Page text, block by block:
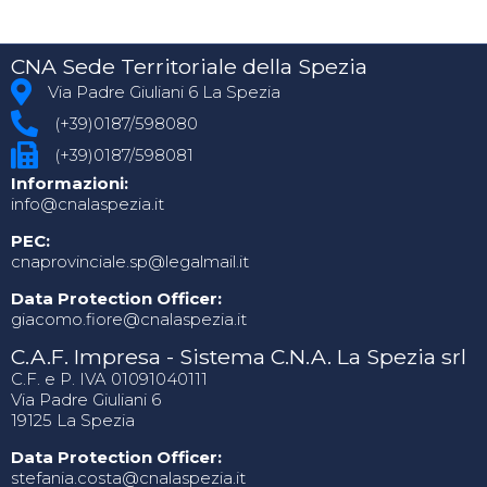
CNA Sede Territoriale della Spezia
Via Padre Giuliani 6 La Spezia
(+39)0187/598080
(+39)0187/598081
Informazioni:
info@cnalaspezia.it
PEC:
cnaprovinciale.sp@legalmail.it
Data Protection Officer:
giacomo.fiore@cnalaspezia.it
C.A.F. Impresa - Sistema C.N.A. La Spezia srl
C.F. e P. IVA 01091040111
Via Padre Giuliani 6
19125 La Spezia
Data Protection Officer:
stefania.costa@cnalaspezia.it